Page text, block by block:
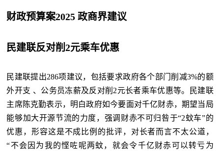
财政预算案2025 政商界建议
民建联反对削2元乘车优惠
民建联提出286项建议，包括要求政府各个部门削减3%的额
外开支 、公务员冻薪及反对削2元长者乘车优惠等。民建联
主席陈克勤表示，明白政府如今要面对千亿财赤，期望当局
能够加大开源节流的力度，强调财赤不可归咎于“2蚊车”的
优惠，形容这是不成比例的批评，对长者而言不太公道，
“不会因为我的悭咗呢两蚊，就会令千亿财赤可以转亏为